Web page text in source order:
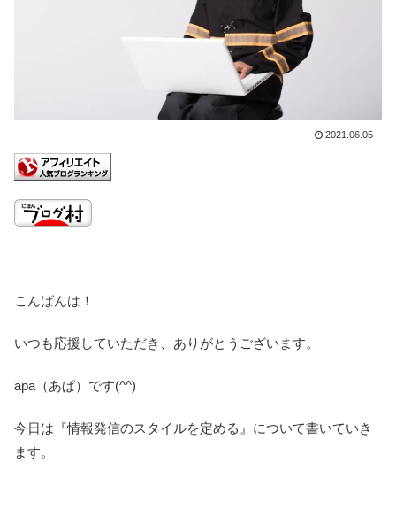
2021.06.05
こんばんは！
いつも応援していただき、ありがとうございます。
apa（あぱ）です(^^)
今日は『情報発信のスタイルを定める』について書いていき
ます。